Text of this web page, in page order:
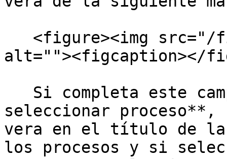
alt=""><figcaption></
seleccionar
vera en el título de la
los procesos y si